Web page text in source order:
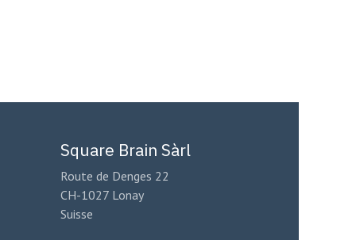
Square Brain Sàrl
Route de Denges 22
CH-1027 Lonay
Suisse